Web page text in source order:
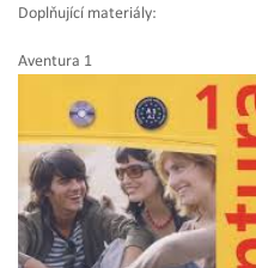
Doplňující materiály:
Aventura 1